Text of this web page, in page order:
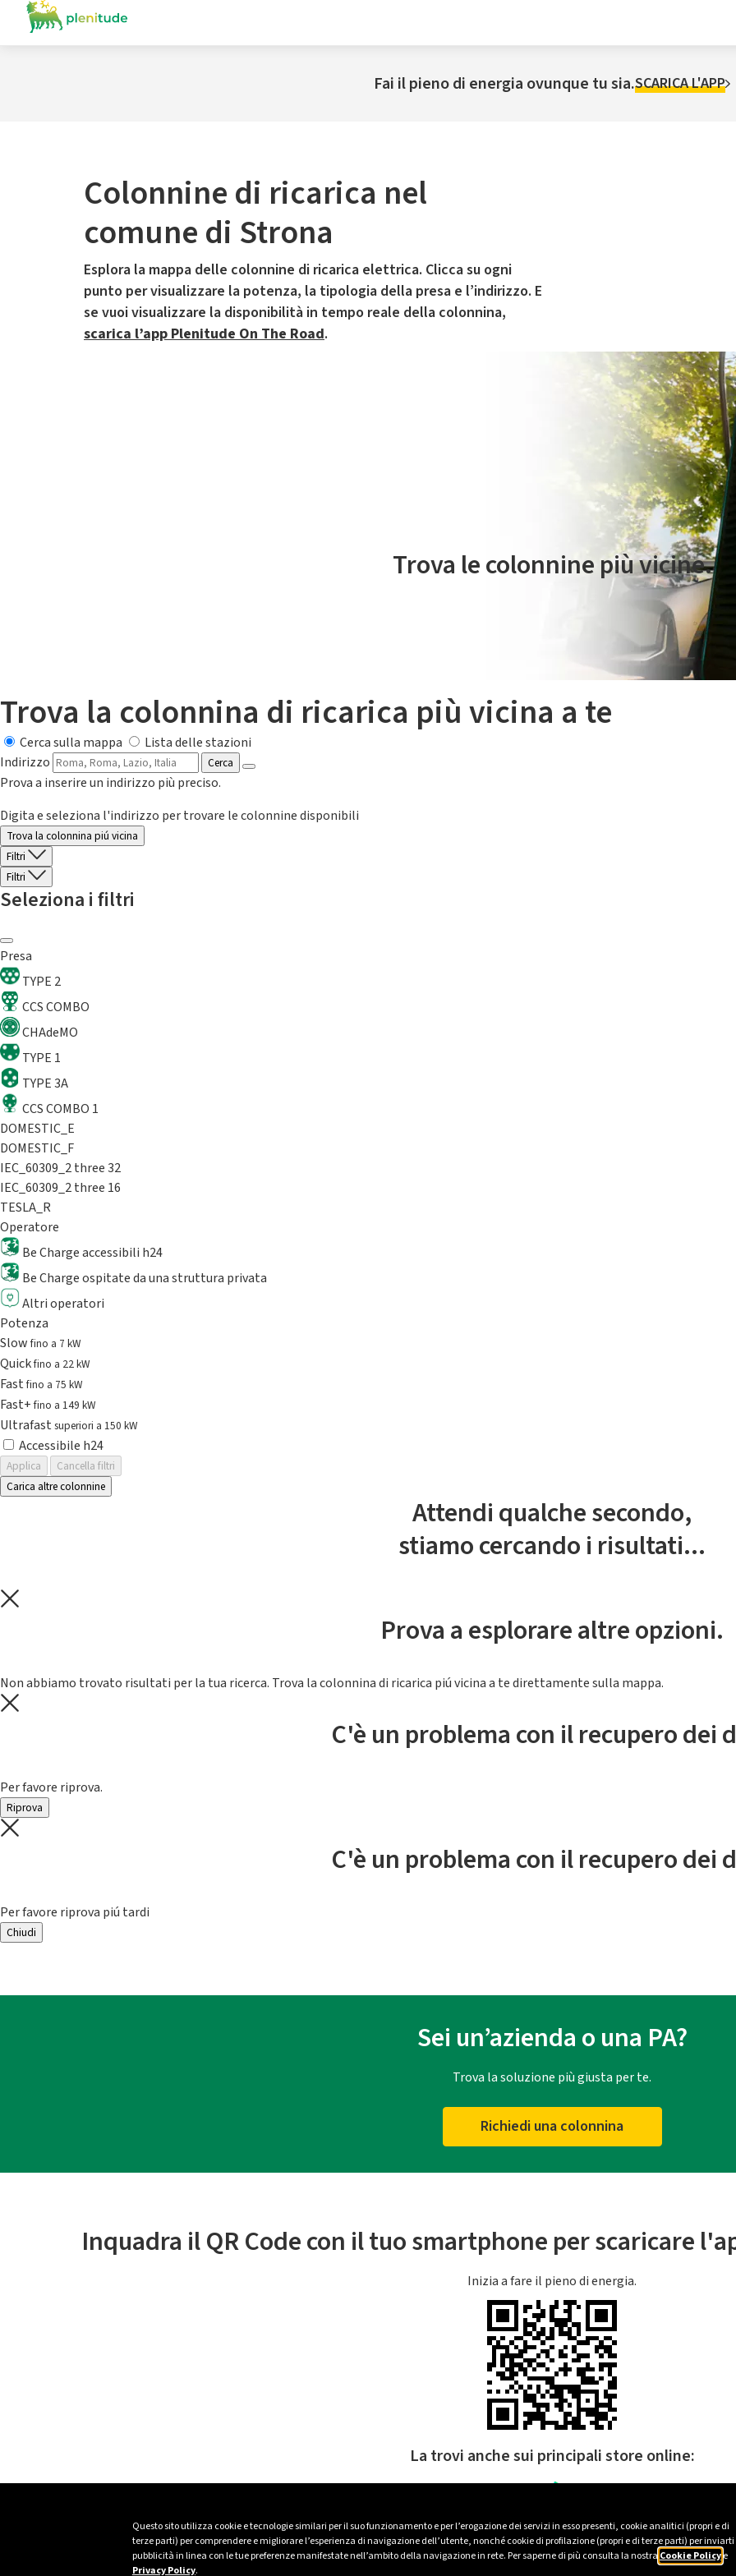
Questo sito utilizza cookie e tecnologie similari per il suo funzionamento e per l’erogazione dei servizi in esso presenti, cookie analitici (propri e di
terze parti) per comprendere e migliorare l’esperienza di navigazione dell’utente, nonché cookie di profilazione (propri e di terze parti) per inviarti
pubblicità in linea con le tue preferenze manifestate nell’ambito della navigazione in rete. Per saperne di più consulta la nostra Cookie Policye
Privacy Policy.
Fai il pieno di energia ovunque tu sia.SCARICA L'APP
Colonnine di ricarica nel
comune di Strona
Esplora la mappa delle colonnine di ricarica elettrica. Clicca su ogni
punto per visualizzare la potenza, la tipologia della presa e l’indirizzo. E
se vuoi visualizzare la disponibilità in tempo reale della colonnina,
scarica l’app Plenitude On The Road.
Il servizio di mobilità elettrica è gestito da Plenitude On The Road
Trova le colonnine più vicine.
Trova la colonnina di ricarica più vicina a te
Cerca sulla mappa
Lista delle stazioni
Indirizzo
Cerca
Prova a inserire un indirizzo più preciso.
Digita e seleziona l'indirizzo per trovare le colonnine disponibili
Trova la colonnina piú vicina
Filtri
Filtri
Seleziona i filtri
Presa
TYPE 2
CCS COMBO
CHAdeMO
TYPE 1
TYPE 3A
CCS COMBO 1
DOMESTIC_E
DOMESTIC_F
IEC_60309_2 three 32
IEC_60309_2 three 16
TESLA_R
Operatore
Be Charge accessibili h24
Be Charge ospitate da una struttura privata
Altri operatori
Potenza
Slowfino a 7 kW
Quickfino a 22 kW
Fastfino a 75 kW
Fast+fino a 149 kW
Ultrafast superiori a 150 kW
Accessibile h24
Applica
Cancella filtri
Carica altre colonnine
Attendi qualche secondo,
stiamo cercando i risultati...
Prova a esplorare altre opzioni.
Non abbiamo trovato risultati per la tua ricerca. Trova la colonnina di ricarica piú vicina a te direttamente sulla mappa.
C'è un problema con il recupero dei
Per favore riprova.
Riprova
C'è un problema con il recupero dei
Per favore riprova piú tardi
Chiudi
Sei un’azienda o una PA?
Trova la soluzione più giusta per te.
Richiedi una colonnina
Inquadra il QR Code con il tuo smartphone per scaricare
Inizia a fare il pieno di energia.
La trovi anche sui principali store online: